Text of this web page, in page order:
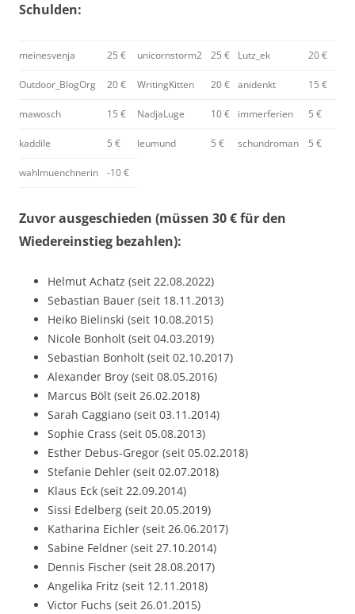
Schulden:
meinesvenja 25 € unicornstorm2 25 € Lutz_ek 20 €
Outdoor_BlogOrg 20 € WritingKitten 20 € anidenkt 15 €
mawosch 15 € NadjaLuge 10 € immerferien 5 €
kaddile 5 € leumund 5 € schundroman 5 €
wahlmuenchnerin -10 €
Zuvor ausgeschieden (müssen 30 € für den
Wiedereinstieg bezahlen):
Helmut Achatz (seit 22.08.2022)
Sebastian Bauer (seit 18.11.2013)
Heiko Bielinski (seit 10.08.2015)
Nicole Bonholt (seit 04.03.2019)
Sebastian Bonholt (seit 02.10.2017)
Alexander Broy (seit 08.05.2016)
Marcus Bölt (seit 26.02.2018)
Sarah Caggiano (seit 03.11.2014)
Sophie Crass (seit 05.08.2013)
Esther Debus-Gregor (seit 05.02.2018)
Stefanie Dehler (seit 02.07.2018)
Klaus Eck (seit 22.09.2014)
Sissi Edelberg (seit 20.05.2019)
Katharina Eichler (seit 26.06.2017)
Sabine Feldner (seit 27.10.2014)
Dennis Fischer (seit 28.08.2017)
Angelika Fritz (seit 12.11.2018)
Victor Fuchs (seit 26.01.2015)